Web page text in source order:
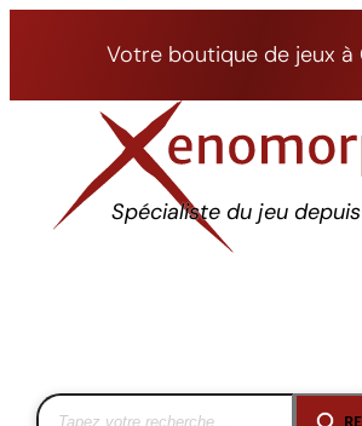
Votre boutique de jeux à
Spécialiste du jeu